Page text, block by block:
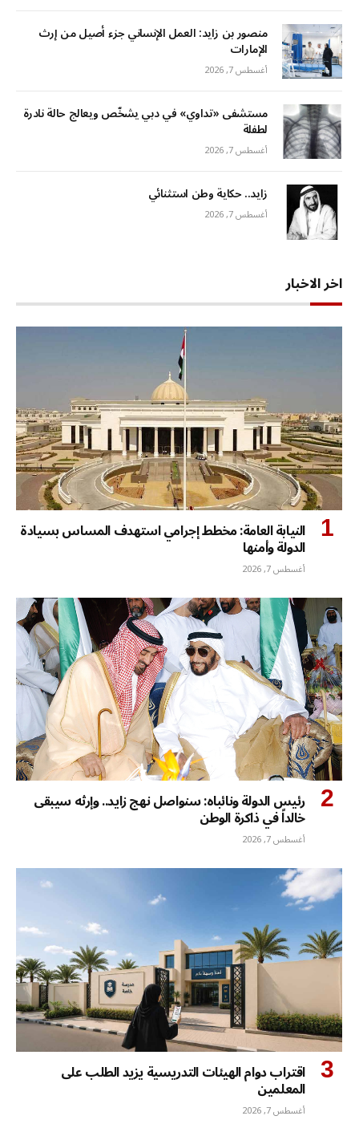
منصور بن زايد: العمل الإنساني جزء أصيل من إرث
الإمارات
أغسطس 7, 2026
مستشفى «تداوي» في دبي يشخّص ويعالج حالة نادرة
لطفلة
أغسطس 7, 2026
زايد.. حكاية وطن استثنائي
أغسطس 7, 2026
اخر الاخبار
النيابة العامة: مخطط إجرامي استهدف المساس بسيادة
الدولة وأمنها
أغسطس 7, 2026
رئيس الدولة ونائباه: سنواصل نهج زايد.. وإرثه سيبقى
خالداً في ذاكرة الوطن
أغسطس 7, 2026
اقتراب دوام الهيئات التدريسية يزيد الطلب على
المعلمين
أغسطس 7, 2026